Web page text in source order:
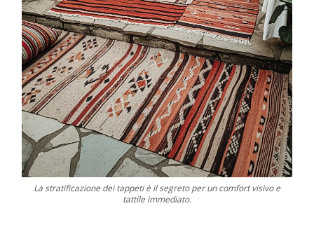
La stratificazione dei tappeti è il segreto per un comfort visivo e
tattile immediato.